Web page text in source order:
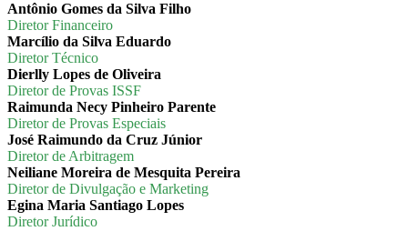
Antônio Gomes da Silva Filho
Diretor Financeiro
Marcílio da Silva Eduardo
Diretor Técnico
Dierlly Lopes de Oliveira
Diretor de Provas ISSF
Raimunda Necy Pinheiro Parente
Diretor de Provas Especiais
José Raimundo da Cruz Júnior
Diretor de Arbitragem
Neiliane Moreira de Mesquita Pereira
Diretor de Divulgação e Marketing
Egina Maria Santiago Lopes
Diretor Jurídico